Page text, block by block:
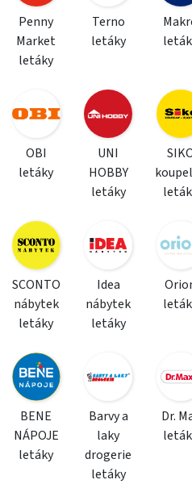
Penny
Market
letáky
Terno
letáky
OBI
letáky
UNI
HOBBY
letáky
SCONTO
nábytek
letáky
Idea
nábytek
letáky
BENE
NÁPOJE
letáky
Barvy a
laky
drogerie
letáky
Dr.